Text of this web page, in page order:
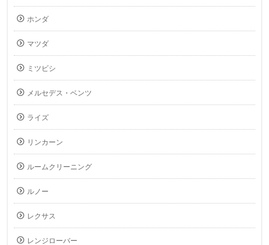
ホンダ
マツダ
ミツビシ
メルセデス・ベンツ
ライズ
リンカーン
ルームクリーニング
ルノー
レクサス
レンジローバー